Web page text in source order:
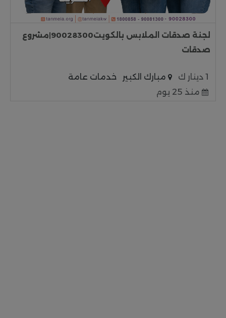
لجنة صدقات الملابس بالكويت90028300|مشروع
صدقات
1 دينار ك مبارك الكبير
خدمات عامة
منذ 25 يوم